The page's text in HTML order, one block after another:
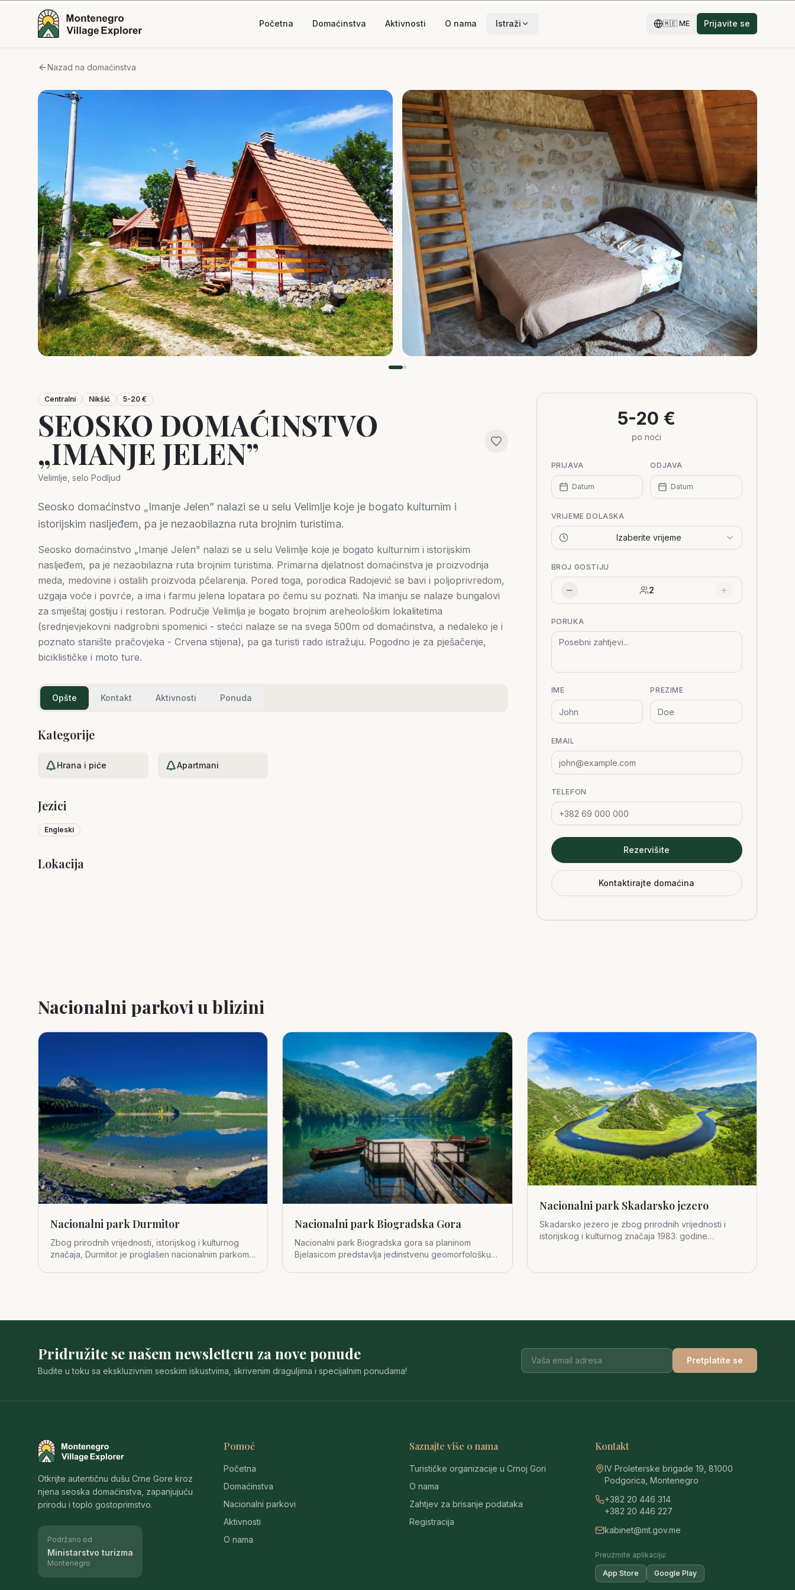
Početna Domaćinstva Aktivnosti O nama Istraži 🇲🇪 ME Prijavite se
Nazad na domaćinstva
Centralni Nikšić 5-20 €
SEOSKO DOMAĆINSTVO
„IMANJE JELEN”
Velimlje, selo Podljud
Seosko domaćinstvo „Imanje Jelen” nalazi se u selu Velimlje koje je bogato kulturnim i
istorijskim nasljeđem, pa je nezaobilazna ruta brojnim turistima.
Seosko domaćinstvo „Imanje Jelen” nalazi se u selu Velimlje koje je bogato kulturnim i istorijskim
nasljeđem, pa je nezaobilazna ruta brojnim turistima. Primarna djelatnost domaćinstva je proizvodnja
meda, medovine i ostalih proizvoda pčelarenja. Pored toga, porodica Radojević se bavi i poljoprivredom,
uzgaja voće i povrće, a ima i farmu jelena lopatara po čemu su poznati. Na imanju se nalaze bungalovi
za smještaj gostiju i restoran. Područje Velimlja je bogato brojnim areheološkim lokalitetima
(srednjevjekovni nadgrobni spomenici - stećci nalaze se na svega 500m od domaćinstva, a nedaleko je i
poznato stanište pračovjeka - Crvena stijena), pa ga turisti rado istražuju. Pogodno je za pješačenje,
biciklističke i moto ture.
Opšte Kontakt Aktivnosti Ponuda
Kategorije
Hrana i piće Apartmani
Jezici
Engleski
Lokacija
5-20 €
po noći
PRIJAVA
Datum
ODJAVA
Datum
VRIJEME DOLASKA
Izaberite vrijeme
BROJ GOSTIJU
2
PORUKA
IME PREZIME
EMAIL
TELEFON
Rezervišite
Kontaktirajte domaćina
Nacionalni parkovi u blizini
Nacionalni park Durmitor
Zbog prirodnih vrijednosti, istorijskog i kulturnog
značaja, Durmitor je proglašen nacionalnim parkom
Nacionalni park Biogradska Gora
Nacionalni park Biogradska gora sa planinom
Bjelasicom predstavlja jedinstvenu geomorfološku
Nacionalni park Skadarsko jezero
Skadarsko jezero je zbog prirodnih vrijednosti i
istorijskog i kulturnog značaja 1983. godine
Pridružite se našem newsletteru za nove ponude
Budite u toku sa ekskluzivnim seoskim iskustvima, skrivenim draguljima i specijalnim ponudama!
Pretplatite se
Montenegro Village Explorer
Otkrijte autentičnu dušu Crne Gore kroz
njena seoska domaćinstva, zapanjujuću
prirodu i toplo gostoprimstvo.
Podržano od
Ministarstvo turizma
Montenegro
Pomoć
Početna
Domaćinstva
Nacionalni parkovi
Aktivnosti
O nama
Saznajte više o nama
Turističke organizacije u Crnoj Gori
O nama
Zahtjev za brisanje podataka
Registracija
Kontakt
IV Proleterske brigade 19, 81000
Podgorica, Montenegro
+382 20 446 314
+382 20 446 227
kabinet@mt.gov.me
Preuzmite aplikaciju:
App Store Google Play